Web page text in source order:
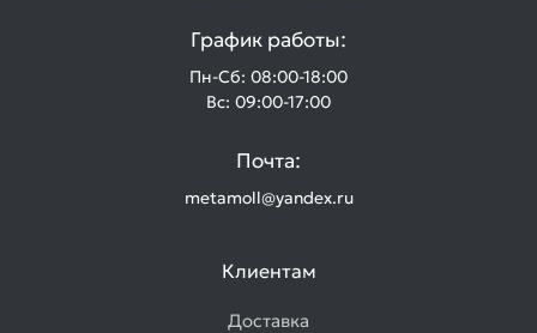
График работы:
Пн-Сб: 08:00-18:00
Вс: 09:00-17:00
Почта:
metamoll@yandex.ru
Клиентам
Доставка